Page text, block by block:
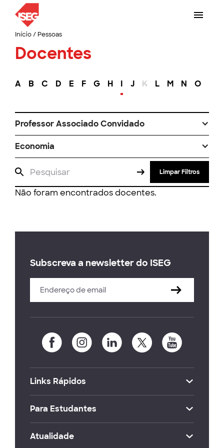
Início/ Pessoas
Docentes
A B C D E F G H I J K L M N O
Professor Associado Convidado
Economia
Limpar Filtros
Não foram encontrados docentes.
Subscreva a newsletter do ISEG
Links Rápidos
Para Estudantes
Atualidade